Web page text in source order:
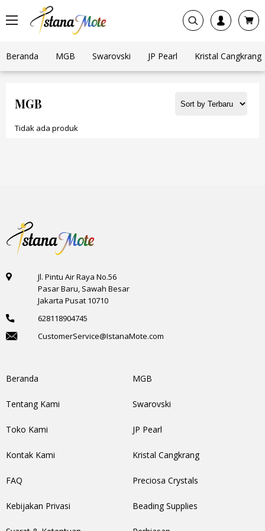
Beranda MGB Swarovski JP Pearl Kristal Cangkrang
MGB
Tidak ada produk
Jl. Pintu Air Raya No.56
Pasar Baru, Sawah Besar
Jakarta Pusat 10710
628118904745
CustomerService@IstanaMote.com
Beranda
Tentang Kami
Toko Kami
Kontak Kami
FAQ
Kebijakan Privasi
MGB
Swarovski
JP Pearl
Kristal Cangkrang
Preciosa Crystals
Beading Supplies